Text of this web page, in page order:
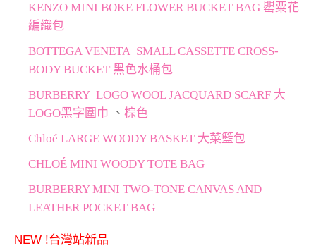
KENZO MINI BOKE FLOWER BUCKET BAG 罌粟花
編織包
BOTTEGA VENETA SMALL CASSETTE CROSS-
BODY BUCKET 黑色水桶包
BURBERRY LOGO WOOL JACQUARD SCARF 大
LOGO黑字圍巾 、 棕色
Chloé LARGE WOODY BASKET 大菜籃包
CHLOÉ MINI WOODY TOTE BAG
BURBERRY MINI TWO-TONE CANVAS AND
LEATHER POCKET BAG
NEW !台灣站新品